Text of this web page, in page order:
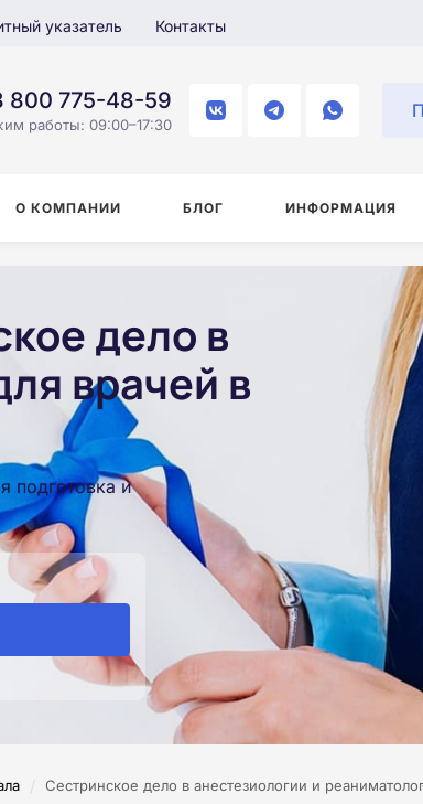
указатель Контакты
800 775-48-59
работы: 09:00–17:30
О КОМПАНИИ БЛОГ ИНФОРМАЦИЯ
дело в
врачей в
подготовка и
/ Сестринское дело в анестезиологии и